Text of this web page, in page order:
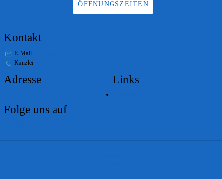
ÖFFNUNGSZEITEN
Kontakt
E-Mail
Kanzlei
Adresse Links
Folge uns auf